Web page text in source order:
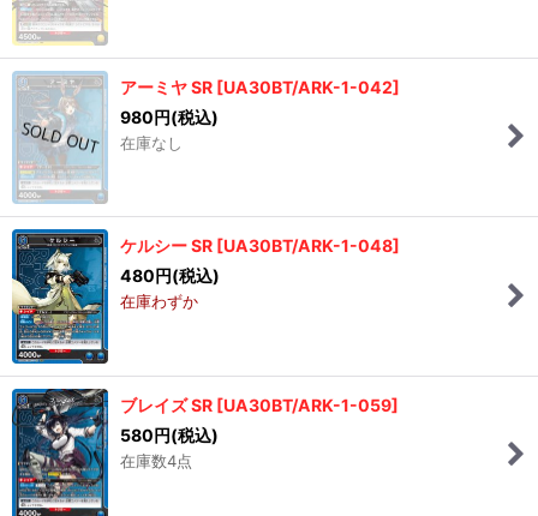
アーミヤ SR [UA30BT/ARK-1-042]
980円(税込)
在庫なし
ケルシー SR [UA30BT/ARK-1-048]
480円(税込)
在庫わずか
ブレイズ SR [UA30BT/ARK-1-059]
580円(税込)
在庫数4点